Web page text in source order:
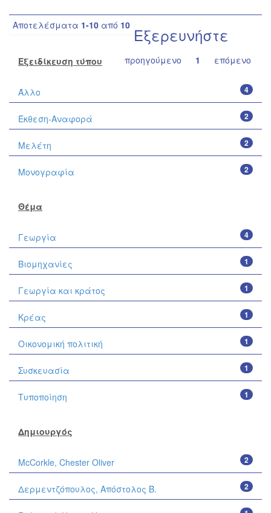
Αποτελέσματα 1-10 από 10
προηγούμενο 1 επόμενο
Εξερευνήστε
Εξειδίκευση τύπου
4
Άλλο
2
Έκθεση-Αναφορά
2
Μελέτη
2
Μονογραφία
Θέμα
4
Γεωργία
1
Βιομηχανίες
1
Γεωργία και κράτος
1
Κρέας
1
Οικονομική πολιτική
1
Συσκευασία
1
Τυποποίηση
Δημιουργός
2
McCorkle, Chester Oliver
2
Δερμεντζόπουλος, Απόστολος Β.